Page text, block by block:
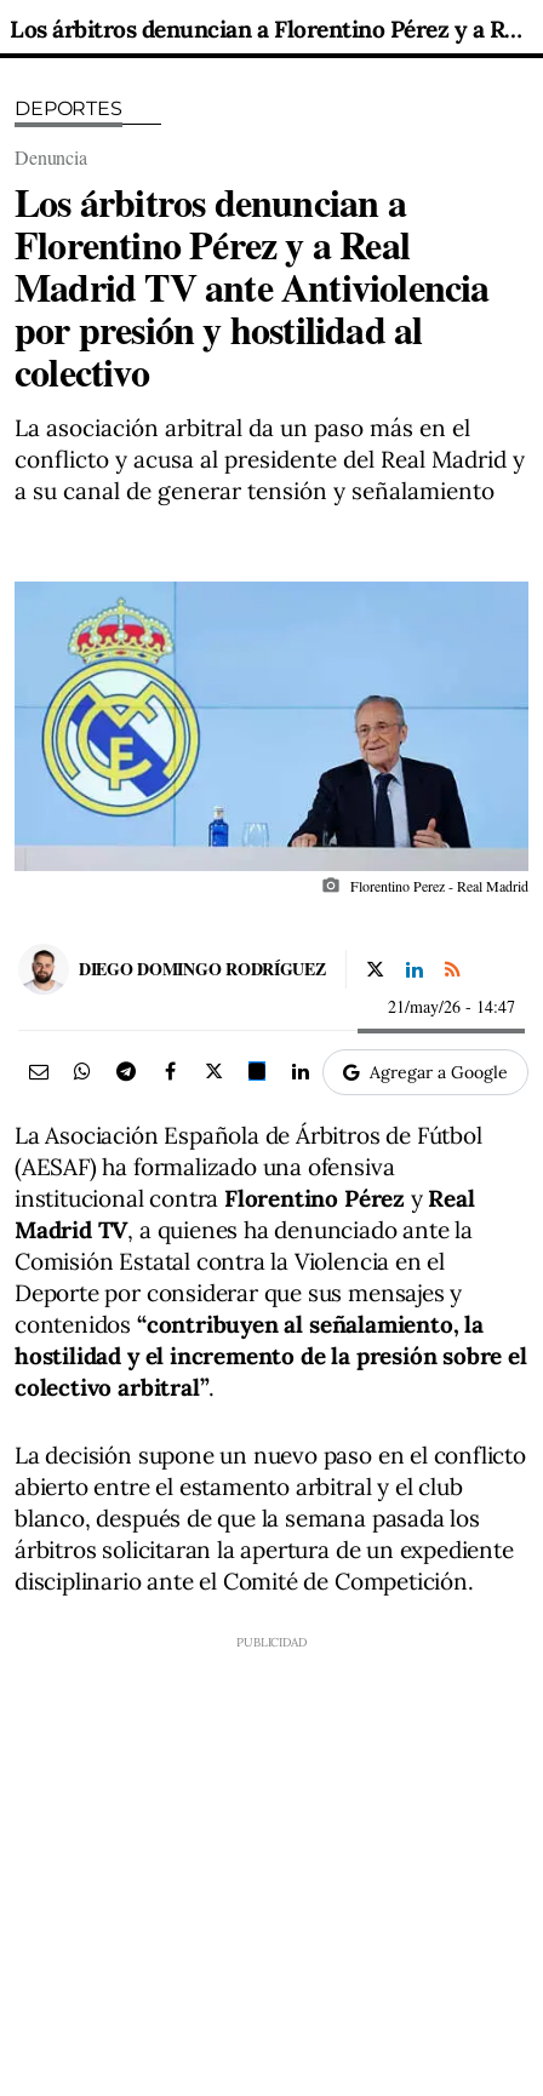
Los árbitros denuncian a Florentino Pérez y a Real Madrid TV ante Antiviolencia por presión y hostilidad al colectivo
DEPORTES
Denuncia
Los árbitros denuncian a
Florentino Pérez y a Real
Madrid TV ante Antiviolencia
por presión y hostilidad al
colectivo
La asociación arbitral da un paso más en el
conflicto y acusa al presidente del Real Madrid y
a su canal de generar tensión y señalamiento
photo_camera Florentino Perez - Real Madrid
DIEGO DOMINGO RODRÍGUEZ
21/may/26 - 14:47
Agregar a Google
La Asociación Española de Árbitros de Fútbol
(AESAF) ha formalizado una ofensiva
institucional contra Florentino Pérez y Real
Madrid TV, a quienes ha denunciado ante la
Comisión Estatal contra la Violencia en el
Deporte por considerar que sus mensajes y
contenidos “contribuyen al señalamiento, la
hostilidad y el incremento de la presión sobre el
colectivo arbitral”.
La decisión supone un nuevo paso en el conflicto
abierto entre el estamento arbitral y el club
blanco, después de que la semana pasada los
árbitros solicitaran la apertura de un expediente
disciplinario ante el Comité de Competición.